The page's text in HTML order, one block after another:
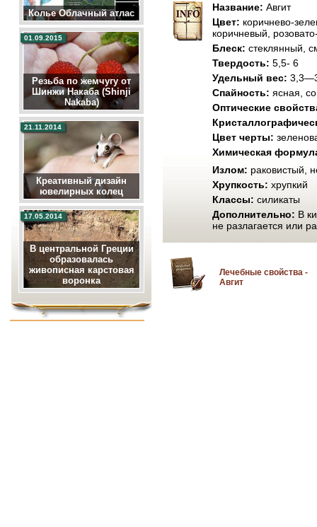
Колье Облачный атлас
Резьба по жемчугу от
Шинжи Накаба (Shinji
Nakaba)
01.09.2015
Креативный дизайн
ювелирных колец
21.11.2014
В центральной Греции
образовалась
живописная карстовая
воронка
17.05.2014
Название: Авгит
Цвет: коричнево-
коричневый,
Блеск: стеклянный,
Твердость: 5,5- 6
Удельный вес:
Спайность: ясная,
Оптические
Цвет черты:
Химическая
Излом: раковистый,
Хрупкость: хрупкий
Классы: силикаты
Дополнительно: В
не разлагается или
Лечебные свойства -
Авгит